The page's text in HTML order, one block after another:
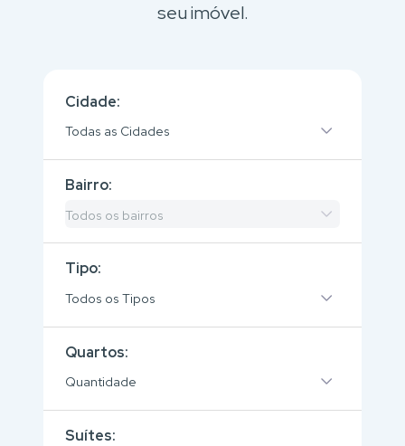
seu imóvel.
Cidade:
Todas as Cidades
Bairro:
Todos os bairros
Tipo:
Todos os Tipos
Quartos:
Quantidade
Suítes: